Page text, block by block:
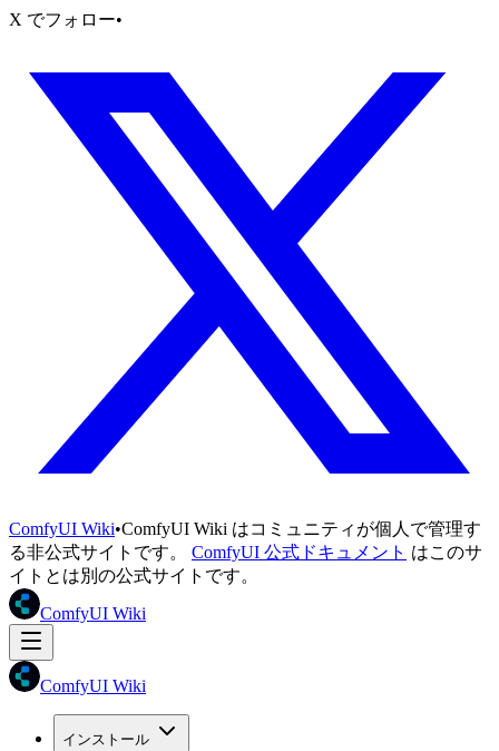
X でフォロー•
ComfyUI Wiki•ComfyUI Wiki はコミュニティが個人で管理す
る非公式サイトです。
ComfyUI 公式ドキュメント はこのサ
イトとは別の公式サイトです。
ComfyUI Wiki
ComfyUI Wiki
インストール